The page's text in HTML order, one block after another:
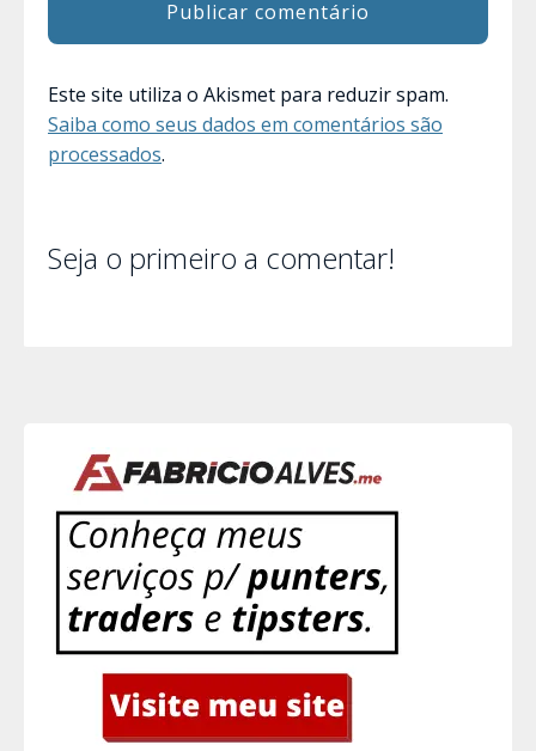
Este site utiliza o Akismet para reduzir spam.
Saiba como seus dados em comentários são
processados.
Seja o primeiro a comentar!